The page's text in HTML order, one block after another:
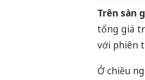
Trên sàn
tổng giá
với phiên
Ở chiều